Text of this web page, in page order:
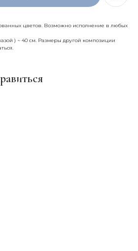
цветов. Возможно исполнение в любых
) ~ 40 см. Размеры другой композиции